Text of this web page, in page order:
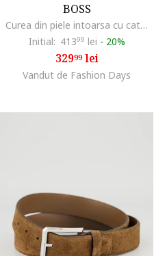
BOSS
Curea din piele intoarsa cu catarama metalica, Bej inchis
Initial: 41399 lei - 20%
32999lei
Vandut de Fashion Days